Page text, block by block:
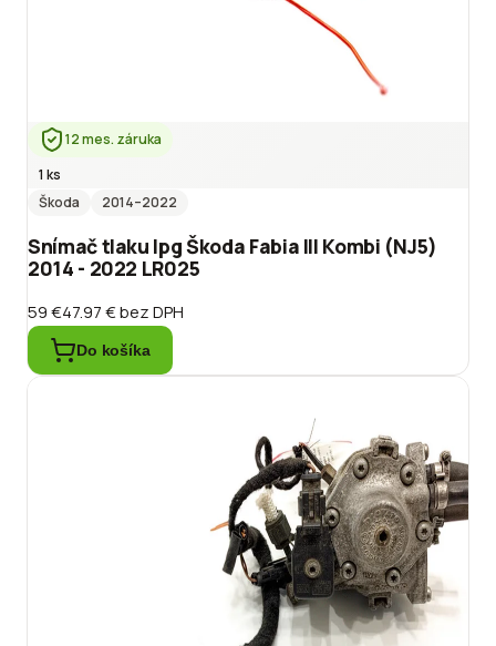
12 mes. záruka
1 ks
Škoda
2014–2022
Snímač tlaku lpg Škoda Fabia III Kombi (NJ5)
2014 - 2022 LR025
59 €47.97 €bez DPH
Do košíka